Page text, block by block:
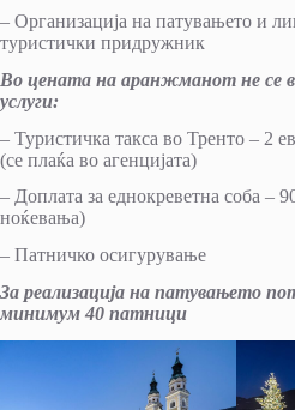
– Организација на патувањето и
туристички придружник
Во цената на аранжманот не се
услуги:
– Туристичка такса во Тренто – 2
(се плаќа во агенцијата)
– Доплата за еднокреветна соба –
ноќевања)
– Патничко осигурување
За реализација на патувањето
минимум 40 патници